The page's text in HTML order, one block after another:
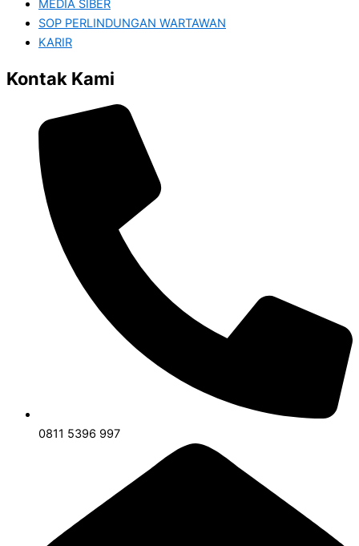
MEDIA SIBER
SOP PERLINDUNGAN WARTAWAN
KARIR
Kontak Kami
0811 5396 997